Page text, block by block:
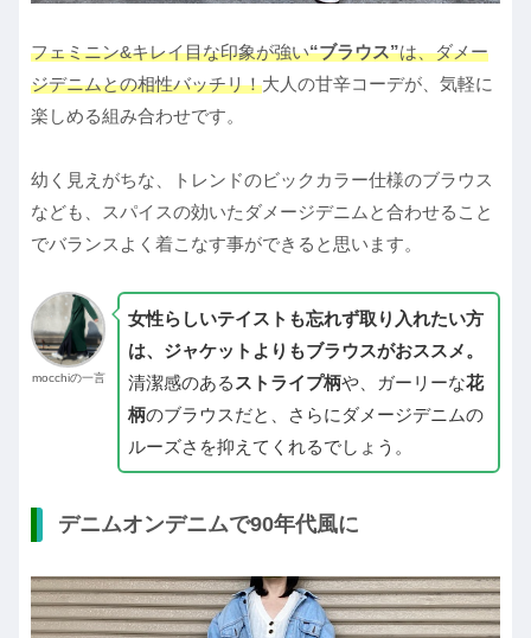
フェミニン&キレイ目な印象が強い“ブラウス”は、ダメー
ジデニムとの相性バッチリ！大人の甘辛コーデが、気軽に
楽しめる組み合わせです。
幼く見えがちな、トレンドのビックカラー仕様のブラウス
なども、スパイスの効いたダメージデニムと合わせること
でバランスよく着こなす事ができると思います。
mocchiの一言
女性らしいテイストも忘れず取り入れたい方
は、ジャケットよりもブラウスがおススメ。
清潔感のある ストライプ柄や、ガーリーな花
柄のブラウスだと、さらにダメージデニムの
ルーズさを抑えてくれるでしょう。
デニムオンデニムで90年代風に